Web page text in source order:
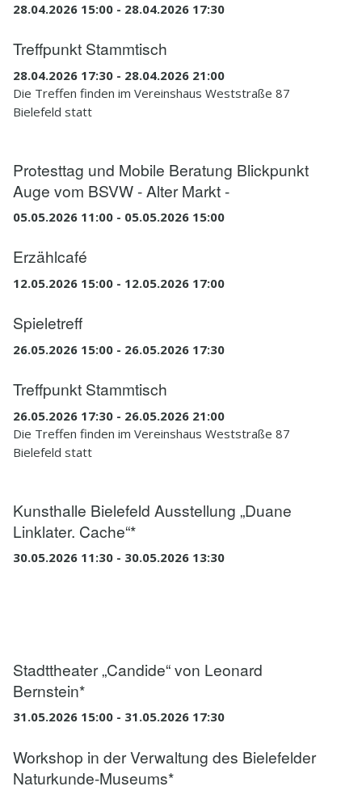
28.04.2026 15:00 - 28.04.2026 17:30
Treffpunkt Stammtisch
28.04.2026 17:30 - 28.04.2026 21:00
Die Treffen finden im Vereinshaus Weststraße 87
Bielefeld statt
Protesttag und Mobile Beratung Blickpunkt
Auge vom BSVW - Alter Markt -
05.05.2026 11:00 - 05.05.2026 15:00
Erzählcafé
12.05.2026 15:00 - 12.05.2026 17:00
Spieletreff
26.05.2026 15:00 - 26.05.2026 17:30
Treffpunkt Stammtisch
26.05.2026 17:30 - 26.05.2026 21:00
Die Treffen finden im Vereinshaus Weststraße 87
Bielefeld statt
Kunsthalle Bielefeld Ausstellung „Duane
Linklater. Cache“*
30.05.2026 11:30 - 30.05.2026 13:30
Stadttheater „Candide“ von Leonard
Bernstein*
31.05.2026 15:00 - 31.05.2026 17:30
Workshop in der Verwaltung des Bielefelder
Naturkunde-Museums*